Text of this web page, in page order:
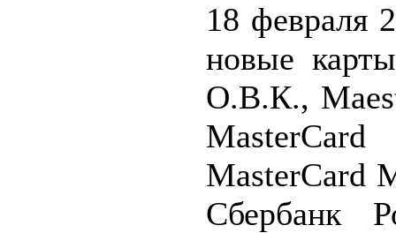
18 февраля
новые
О.В.К.,
MasterCard
Сбербанк